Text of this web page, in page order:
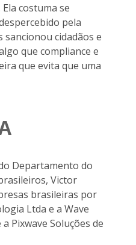
costuma se
pela
sancionou cidadãos e
que compliance e
que evita que uma
Departamento do
Victor
brasileiras por
Ltda e a Wave
Pixwave Soluções de